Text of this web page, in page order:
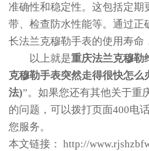
准确性和稳定性。这包括定期
带、检查防水性能等。通过正
长法兰克穆勒手表的使用寿命
以上就是重庆法兰克穆勒
克穆勒手表突然走得很快怎么
法)”。如果您还有其他关于重
的问题，可以拨打页面400电
您服务。
本文链接： http://